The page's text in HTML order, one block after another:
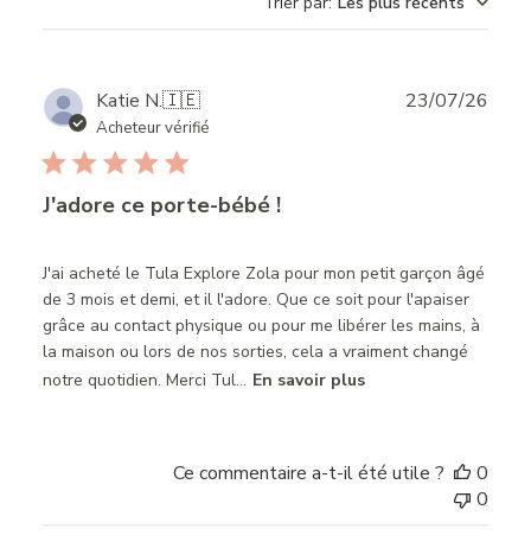
Katie N.🇮🇪
Acheteur vérifié
J'adore ce porte-bébé !
J'ai acheté le Tula Explore Zola pour mon petit garçon âgé
de 3 mois et demi, et il l'adore. Que ce soit pour l'apaiser
grâce au contact physique ou pour me libérer les mains, à
la maison ou lors de nos sorties, cela a vraiment changé
notre quotidien. Merci Tul... En savoir plus
23/07/26
Ce commentaire a-t-il été utile ?
0
0